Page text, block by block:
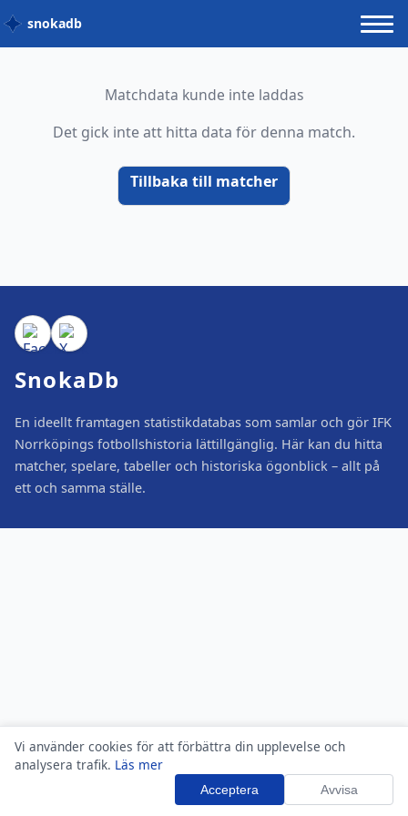
Vi använder cookies för att förbättra din upplevelse och
analysera trafik. Läs mer
Acceptera Avvisa
snokadb
Matchdata kunde inte laddas
Det gick inte att hitta data för denna match.
Tillbaka till matcher
SnokaDb
En ideellt framtagen statistikdatabas som samlar och gör IFK
Norrköpings fotbollshistoria lättillgänglig. Här kan du hitta
matcher, spelare, tabeller och historiska ögonblick – allt på
ett och samma ställe.